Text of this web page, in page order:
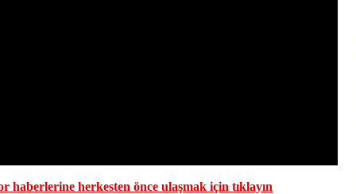
haberlerine herkesten önce ulaşmak için tıklayın